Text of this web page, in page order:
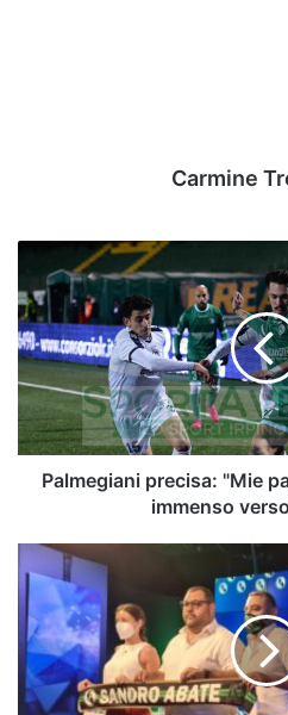
Carmine
Palmegiani
precisa:
"Mie
parole
fraintese,
rispetto
immenso
verso
l'Avellino"
Palmegiani precisa: "Mie
immenso
Sandro
Abate,
nuovo
organigramma
societario
tra